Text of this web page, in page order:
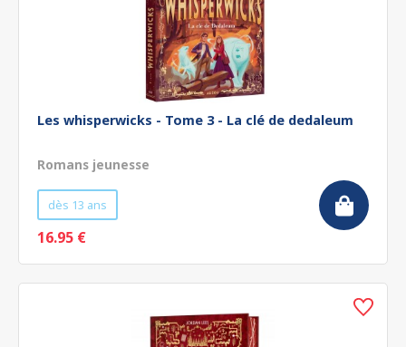
Les whisperwicks - Tome 3 - La clé de dedaleum
Romans jeunesse
dès 13 ans
16.95 €